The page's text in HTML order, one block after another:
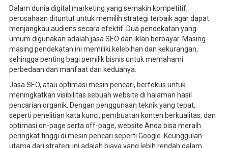
Dalam dunia digital marketing yang semakin kompetitif,
perusahaan dituntut untuk memilih strategi terbaik agar dapat
menjangkau audiens secara efektif. Dua pendekatan yang
umum digunakan adalah jasa SEO dan iklan berbayar. Masing-
masing pendekatan ini memiliki kelebihan dan kekurangan,
sehingga penting bagi pemilik bisnis untuk memahami
perbedaan dan manfaat dari keduanya.
Jasa SEO, atau optimasi mesin pencari, berfokus untuk
meningkatkan visibilitas sebuah website di halaman hasil
pencarian organik. Dengan penggunaan teknik yang tepat,
seperti penelitian kata kunci, pembuatan konten berkualitas, dan
optimasi on-page serta off-page, website Anda bisa meraih
peringkat tinggi di mesin pencari seperti Google. Keunggulan
utama dari strategi ini adalah biaya yang lebih rendah dalam